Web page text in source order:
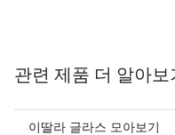
관련 제품 더 알아보
이딸라 글라스 모아보기